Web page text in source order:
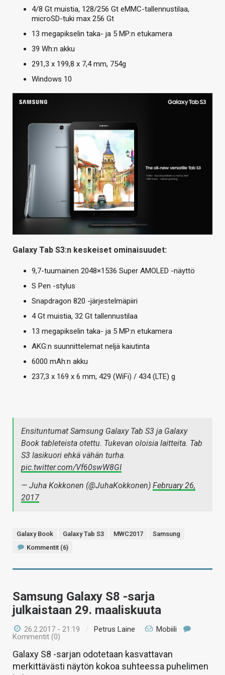
4/8 Gt muistia, 128/256 Gt eMMC-tallennustilaa,
microSD-tuki max 256 Gt
13 megapikselin taka- ja 5 MP:n etukamera
39 Wh:n akku
291,3 x 199,8 x 7,4 mm, 754g
Windows 10
Galaxy Tab S3:n keskeiset ominaisuudet:
9,7-tuumainen 2048×1536 Super AMOLED -näyttö
S Pen -stylus
Snapdragon 820 -järjestelmäpiiri
4 Gt muistia, 32 Gt tallennustilaa
13 megapikselin taka- ja 5 MP:n etukamera
AKG:n suunnittelemat neljä kaiutinta
6000 mAh:n akku
237,3 x 169 x 6 mm, 429 (WiFi) / 434 (LTE) g
Ensituntumat Samsung Galaxy Tab S3 ja Galaxy
Book tableteista otettu. Tukevan oloisia laitteita. Tab
S3 lasikuori ehkä vähän turha.
pic.twitter.com/Vf60swW8GI
— Juha Kokkonen (@JuhaKokkonen) February 26,
2017
Galaxy Book Galaxy Tab S3 MWC2017
Samsung
Kommentit (6)
Samsung Galaxy S8 -sarja
julkaistaan 29. maaliskuuta
26.2.2017 - 21:19 / Petrus Laine
Mobiili
Kommentit (0)
Galaxy S8 -sarjan odotetaan kasvattavan
merkittävästi näytön kokoa suhteessa puhelimen